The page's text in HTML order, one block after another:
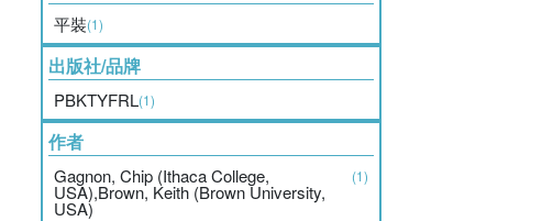
平裝(1)
出版社/品牌
PBKTYFRL(1)
作者
Gagnon, Chip (Ithaca College,
USA),Brown, Keith (Brown University,
USA)
(1)